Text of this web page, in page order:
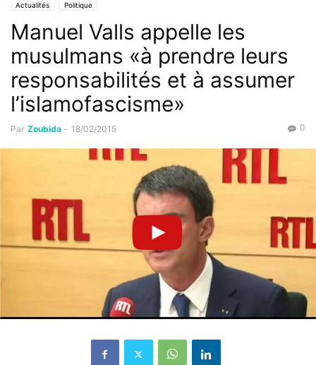
Actualités Politique
Manuel Valls appelle les
musulmans «à prendre leurs
responsabilités et à assumer
l’islamofascisme»
Par Zoubida - 18/02/2015 0